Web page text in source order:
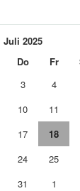
Juli 2025
Do Fr
3 4
10 11
17 18
24 25
31 1